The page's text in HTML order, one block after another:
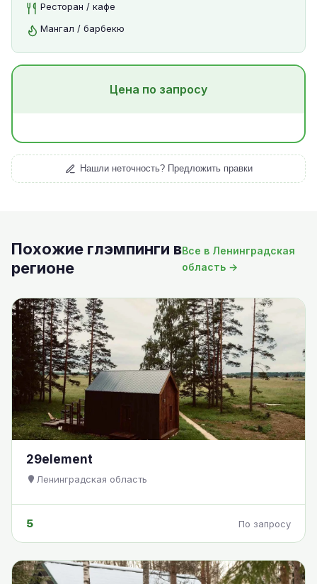
Ресторан / кафе
Мангал / барбекю
Цена по запросу
Нашли неточность? Предложить правки
Похожие глэмпинги в
регионе
Все в Ленинградская
область →
29element
Ленинградская область
5 По запросу